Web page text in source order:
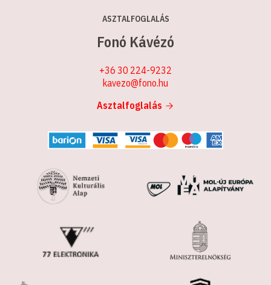
ASZTALFOGLALÁS
Fonó Kávézó
+36 30 224-9232
kavezo@fono.hu
Asztalfoglalás